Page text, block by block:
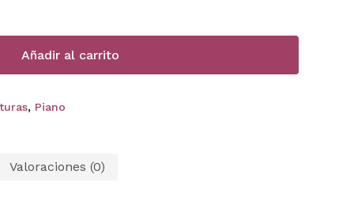
Añadir al carrito
, Piano
Valoraciones (0)